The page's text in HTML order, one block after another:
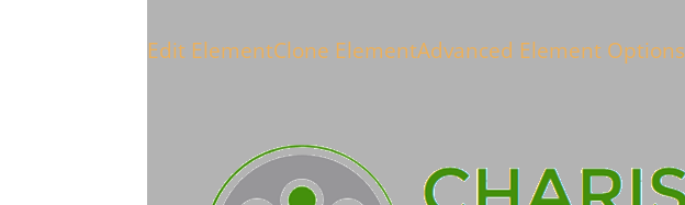
Edit ElementClone ElementAdvanced Element Options